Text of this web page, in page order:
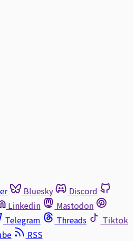
Bluesky
Discord
Linkedin
Mastodon
Telegram Threads
Tiktok
RSS